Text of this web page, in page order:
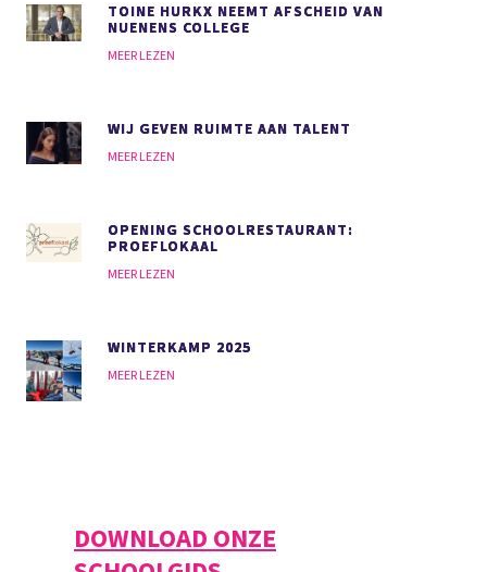
TOINE HURKX NEEMT AFSCHEID VAN
NUENENS COLLEGE
MEER LEZEN
WIJ GEVEN RUIMTE AAN TALENT
MEER LEZEN
OPENING SCHOOLRESTAURANT:
PROEFLOKAAL
MEER LEZEN
WINTERKAMP 2025
MEER LEZEN
DOWNLOAD ONZE